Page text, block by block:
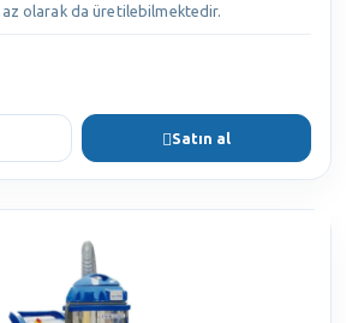
olarak da üretilebilmektedir.
Satın al